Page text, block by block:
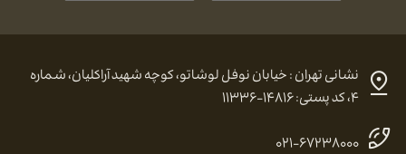
نشانی تهران : خیابان نوفل لوشاتو، کوچه شهید آراکلیان، شماره
۴، کد پستی: ۱۴۸۱۶-۱۱۳۳۶
۰۲۱-۶۷۲۳۸۰۰۰